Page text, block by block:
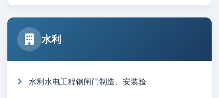
水利
水利水电工程钢闸门制造、安装验